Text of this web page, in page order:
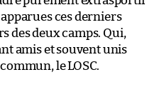
ces derniers
des deux camps. Qui,
amis et souvent unis
le LOSC.